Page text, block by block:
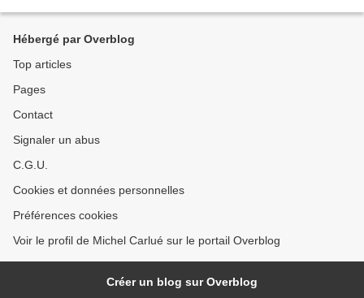
Hébergé par Overblog
Top articles
Pages
Contact
Signaler un abus
C.G.U.
Cookies et données personnelles
Préférences cookies
Voir le profil de Michel Carlué sur le portail Overblog
Créer un blog sur Overblog